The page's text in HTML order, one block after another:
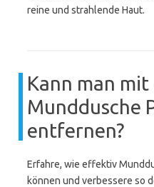
reine und strahlende Haut.
Kann man
Munddusche
entfernen?
Erfahre, wie effektiv
können und verbessere so